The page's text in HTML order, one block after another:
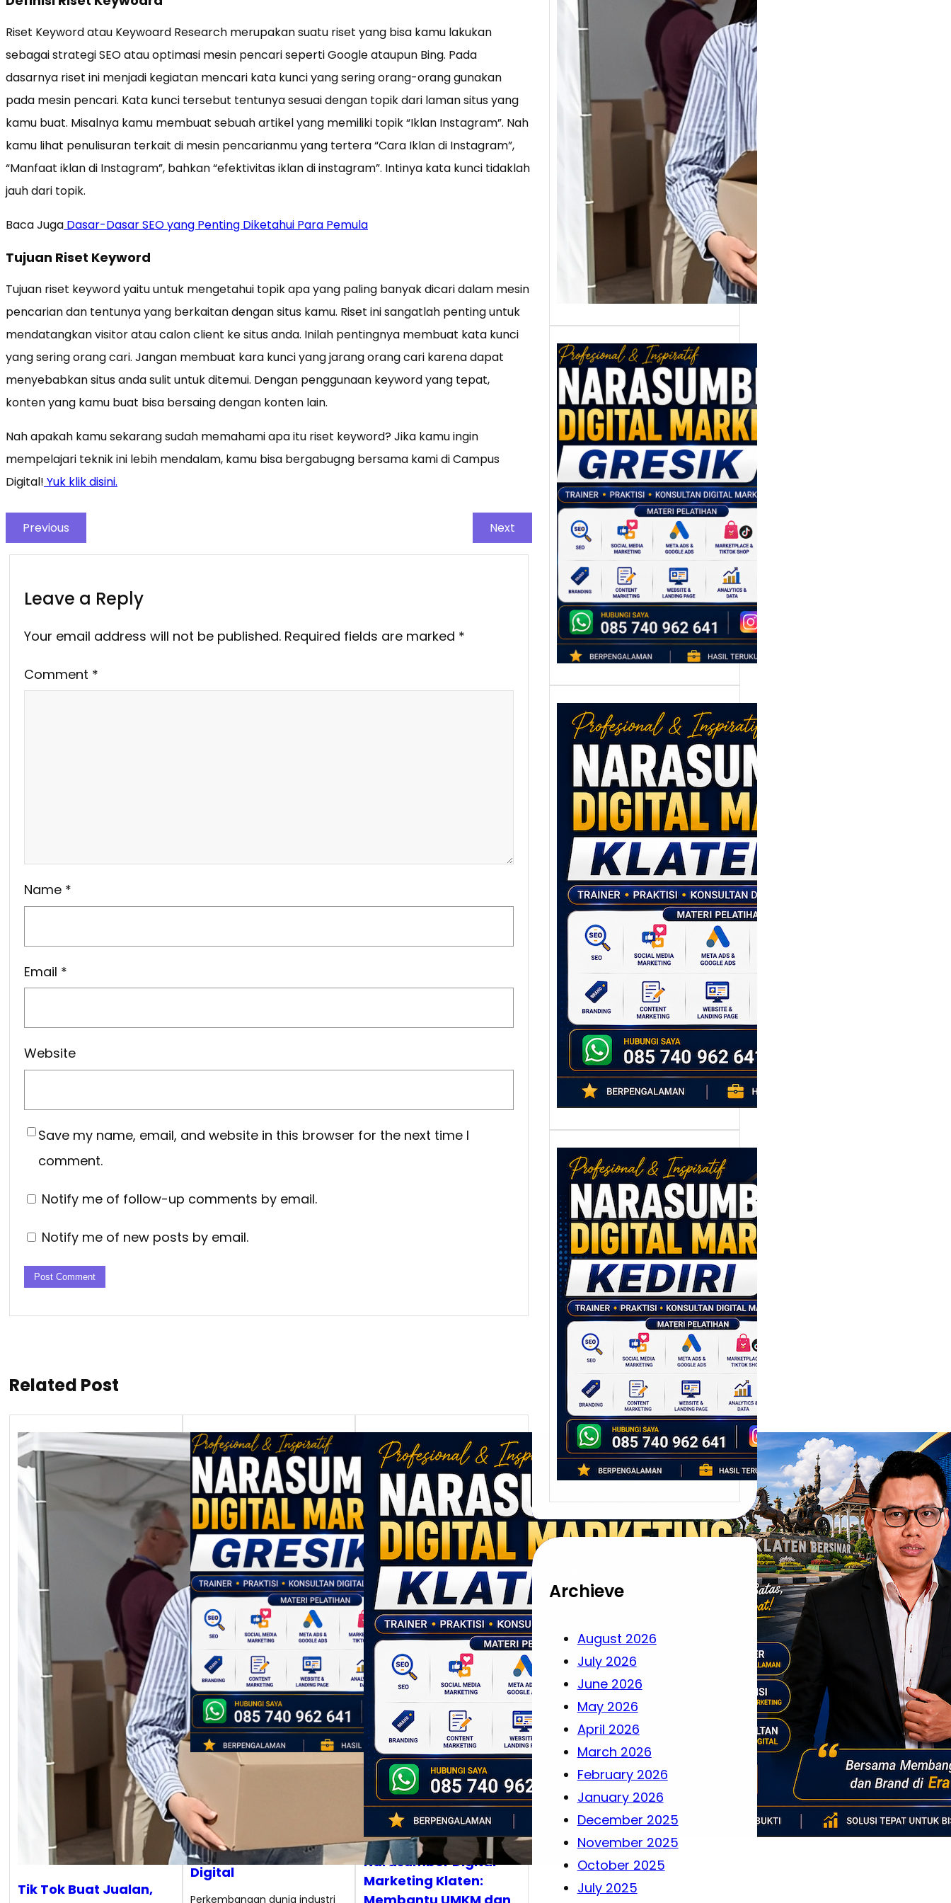
Riset Keyword atau Keywoard Research merupakan suatu riset yang bisa kamu lakukan
sebagai strategi SEO atau optimasi mesin pencari seperti Google ataupun Bing. Pada
dasarnya riset ini menjadi kegiatan mencari kata kunci yang sering orang-orang gunakan
pada mesin pencari. Kata kunci tersebut tentunya sesuai dengan topik dari laman situs yang
kamu buat. Misalnya kamu membuat sebuah artikel yang memiliki topik “Iklan Instagram”. Nah
kamu lihat penulisuran terkait di mesin pencarianmu yang tertera “Cara Iklan di Instagram”,
“Manfaat iklan di Instagram”, bahkan “efektivitas iklan di instagram”. Intinya kata kunci tidaklah
jauh dari topik.
Baca Juga Dasar-Dasar SEO yang Penting Diketahui Para Pemula
Tujuan Riset Keyword
Tujuan riset keyword yaitu untuk mengetahui topik apa yang paling banyak dicari dalam mesin
pencarian dan tentunya yang berkaitan dengan situs kamu. Riset ini sangatlah penting untuk
mendatangkan visitor atau calon client ke situs anda. Inilah pentingnya membuat kata kunci
yang sering orang cari. Jangan membuat kara kunci yang jarang orang cari karena dapat
menyebabkan situs anda sulit untuk ditemui. Dengan penggunaan keyword yang tepat,
konten yang kamu buat bisa bersaing dengan konten lain.
Nah apakah kamu sekarang sudah memahami apa itu riset keyword? Jika kamu ingin
mempelajari teknik ini lebih mendalam, kamu bisa bergabugng bersama kami di Campus
Digital! Yuk klik disini.
Previous Next
Leave a Reply
Your email address will not be published. Required fields are marked *
Comment *
Name *
Email *
Website
Save my name, email, and website in this browser for the next time I
comment.
Notify me of follow-up comments by email.
Notify me of new posts by email.
Related Post
Tik Tok Buat Jualan,
Marketing Gresik:
Meningkatkan Daya
Saing SDM dan Bisnis di
Era Transformasi
Digital
Perkembangan dunia industri
Narasumber Digital
Marketing Klaten:
Tik Tok Buat
Jualan, Gimana
Strateginya ?
Baca Juga Cara
Berjualan Di Tiktokshop
TikTok menjadi tempat
Narasumber
Digital Marketing
Gresik:
Meningkatkan
Daya Saing SDM
dan Bisnis di Era
Transformasi
Digital
Perkembangan dunia
industri tidak hanya
mengubah cara
perusahaan
memproduksi barang,…
Narasumber
Digital Marketing
Klaten: Membantu
UMKM dan SDM
Lokal Naik Kelas
Melalui Strategi
Digital
Setiap daerah memiliki
potensi ekonomi yang
berbeda, dan Klaten
adalah…
Narasumber
Digital Marketing
Kediri: Membangun
Strategi
Pemasaran
Berbasis Data
untuk Bisnis yang
Bertumbuh
Digital marketing telah
mengubah cara bisnis
berkembang. Dulu,
promosi banyak…
Archieve
August 2026
July 2026
June 2026
May 2026
April 2026
March 2026
February 2026
January 2026
December 2025
November 2025
October 2025
July 2025